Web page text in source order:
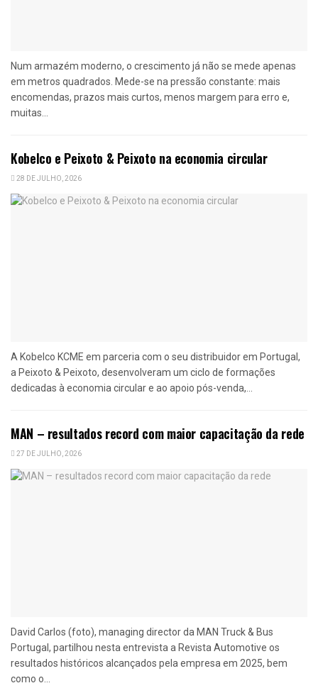
Num armazém moderno, o crescimento já não se mede apenas
em metros quadrados. Mede-se na pressão constante: mais
encomendas, prazos mais curtos, menos margem para erro e,
muitas...
Kobelco e Peixoto & Peixoto na economia circular
28 DE JULHO, 2026
A Kobelco KCME em parceria com o seu distribuidor em Portugal,
a Peixoto & Peixoto, desenvolveram um ciclo de formações
dedicadas à economia circular e ao apoio pós-venda,...
MAN – resultados record com maior capacitação da rede
27 DE JULHO, 2026
David Carlos (foto), managing director da MAN Truck & Bus
Portugal, partilhou nesta entrevista a Revista Automotive os
resultados históricos alcançados pela empresa em 2025, bem
como o...